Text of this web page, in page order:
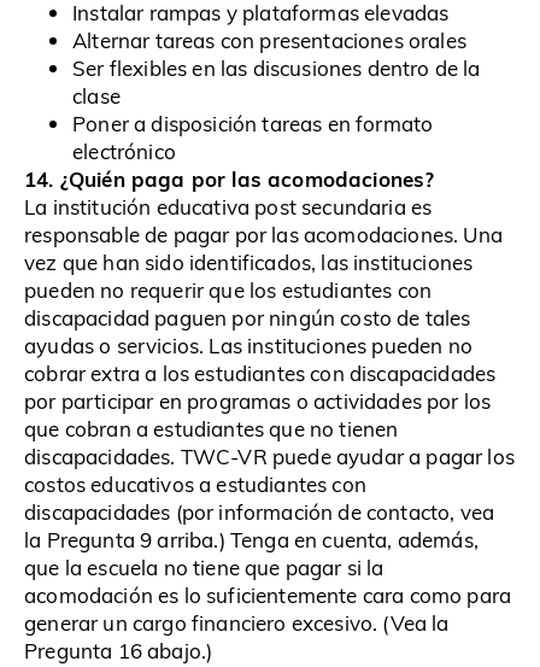
Instalar rampas y plataformas elevadas
Alternar tareas con presentaciones orales
Ser flexibles en las discusiones dentro de la
clase
Poner a disposición tareas en formato
electrónico
14. ¿Quién paga por las acomodaciones?
La institución educativa post secundaria es
responsable de pagar por las acomodaciones. Una
vez que han sido identificados, las instituciones
pueden no requerir que los estudiantes con
discapacidad paguen por ningún costo de tales
ayudas o servicios. Las instituciones pueden no
cobrar extra a los estudiantes con discapacidades
por participar en programas o actividades por los
que cobran a estudiantes que no tienen
discapacidades. TWC-VR puede ayudar a pagar los
costos educativos a estudiantes con
discapacidades (por información de contacto, vea
la Pregunta 9 arriba.) Tenga en cuenta, además,
que la escuela no tiene que pagar si la
acomodación es lo suficientemente cara como para
generar un cargo financiero excesivo. (Vea la
Pregunta 16 abajo.)